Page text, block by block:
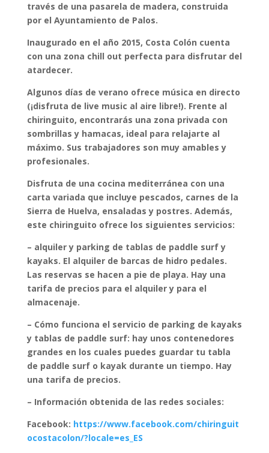
través de una pasarela de madera, construida
por el Ayuntamiento de Palos.
Inaugurado en el año 2015, Costa Colón cuenta
con una zona chill out perfecta para disfrutar del
atardecer.
Algunos días de verano ofrece música en directo
(¡disfruta de live music al aire libre!). Frente al
chiringuito, encontrarás una zona privada con
sombrillas y hamacas, ideal para relajarte al
máximo. Sus trabajadores son muy amables y
profesionales.
Disfruta de una cocina mediterránea con una
carta variada que incluye pescados, carnes de la
Sierra de Huelva, ensaladas y postres. Además,
este chiringuito ofrece los siguientes servicios:
– alquiler y parking de tablas de paddle surf y
kayaks. El alquiler de barcas de hidro pedales.
Las reservas se hacen a pie de playa. Hay una
tarifa de precios para el alquiler y para el
almacenaje.
– Cómo funciona el servicio de parking de kayaks
y tablas de paddle surf: hay unos contenedores
grandes en los cuales puedes guardar tu tabla
de paddle surf o kayak durante un tiempo. Hay
una tarifa de precios.
– Información obtenida de las redes sociales:
Facebook: https://www.facebook.com/chiringuit
ocostacolon/?locale=es_ES